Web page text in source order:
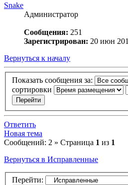
Snake
Администратор
Сообщения: 251
Зарегистрирован: 20 июн
Вернуться к началу
Показать сообщения за:
сортировки
Ответить
Новая тема
Сообщений: 2 » Страница 1 из 1
Вернуться в Исправленные
Перейти: